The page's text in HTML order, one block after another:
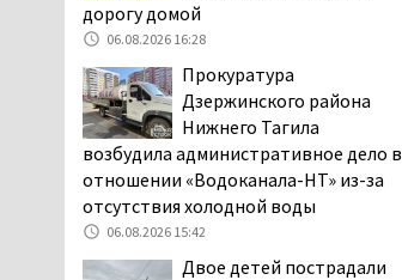
дорогу домой
06.08.2026 16:28
Прокуратура
Дзержинского района
Нижнего Тагила
возбудила административное дело в
отношении «Водоканала-НТ» из-за
отсутствия холодной воды
06.08.2026 15:42
Двое детей пострадали